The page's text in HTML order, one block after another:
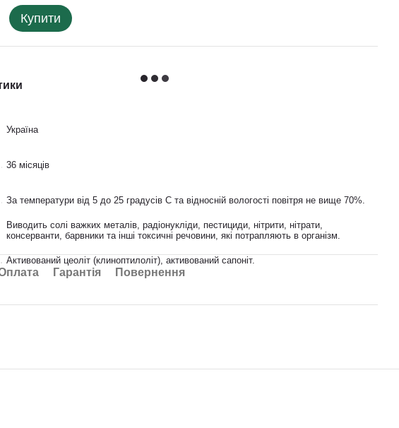
Купити
Україна
36 місяців
За температури від 5 до 25 градусів С та відносній вологості повітря не вище 70%.
Виводить солі важких металів, радіонукліди, пестициди, нітрити, нітрати,
консерванти, барвники та інші токсичні речовини, які потрапляють в організм.
Активований цеоліт (клиноптилоліт), активований сапоніт.
Гарантія Повернення